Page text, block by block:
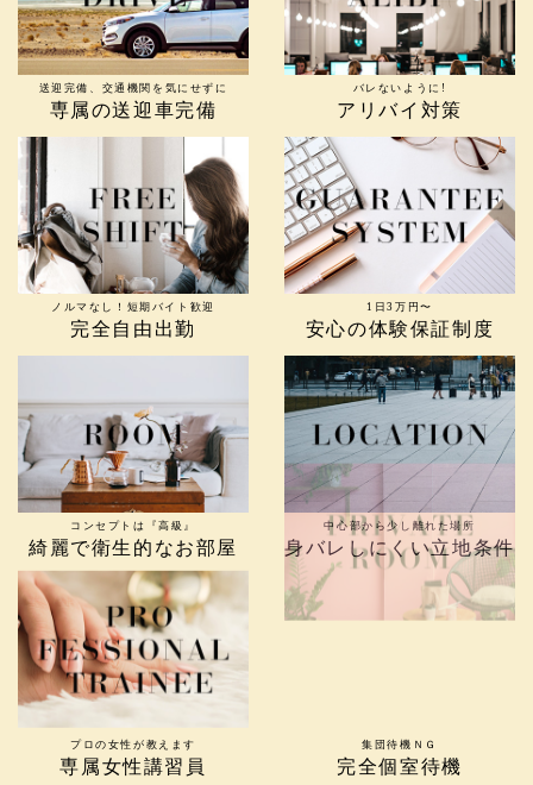
送迎完備、交通機関を気にせずに
専属の送迎車完備
バレないように!
アリバイ対策
ノルマなし！短期バイト歓迎
完全自由出勤
1日3万円〜
安心の体験保証制度
コンセプトは『高級』
綺麗で衛生的なお部屋
中心部から少し離れた場所
身バレしにくい立地条件
プロの女性が教えます
専属女性講習員
集団待機ＮＧ
完全個室待機